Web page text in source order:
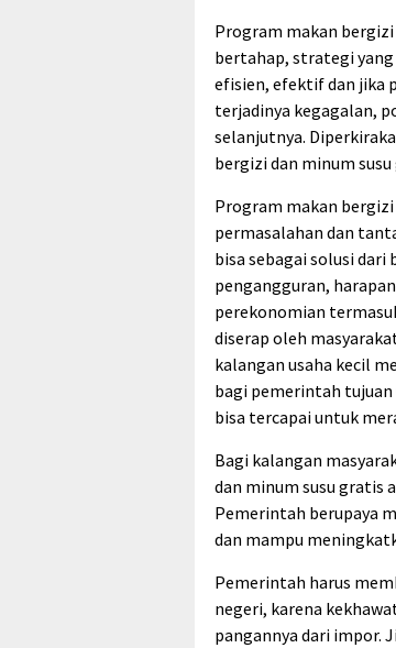
Program makan bergizi
bertahap, strategi
efisien, efektif dan jika
terjadinya kegagalan,
selanjutnya.
bergizi dan minum
Program makan
permasalahan dan
bisa sebagai solusi
pengangguran,
perekonomian
diserap oleh
kalangan usaha kecil
bagi pemerintah tujuan
bisa tercapai untuk
Bagi kalangan
dan minum susu gratis
Pemerintah berupaya
dan mampu
Pemerintah harus
negeri, karena
pangannya dari impor.